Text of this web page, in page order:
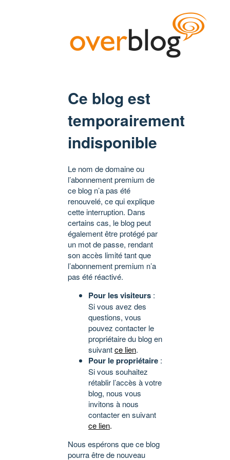
Ce blog est
temporairement
indisponible
Le nom de domaine ou
l’abonnement premium de
ce blog n’a pas été
renouvelé, ce qui explique
cette interruption. Dans
certains cas, le blog peut
également être protégé par
un mot de passe, rendant
son accès limité tant que
l’abonnement premium n’a
pas été réactivé.
Pour les visiteurs :
Si vous avez des
questions, vous
pouvez contacter le
propriétaire du blog en
suivantce lien.
Pour le propriétaire :
Si vous souhaitez
rétablir l’accès à votre
blog, nous vous
invitons à nous
contacter en suivant
ce lien.
Nous espérons que ce blog
pourra être de nouveau